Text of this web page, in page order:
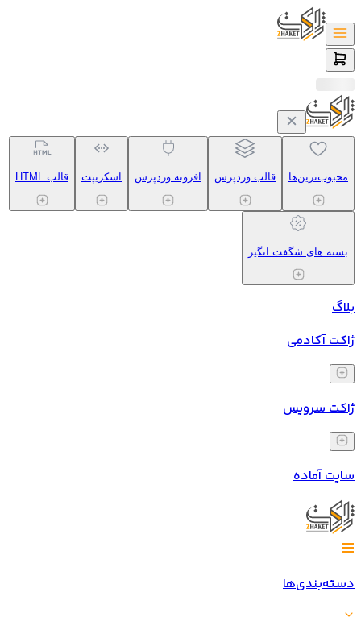
محبوب‌ترین‌ها قالب وردپرس افزونه وردپرس اسکریپت قالب HTML
بسته های شگفت انگیز
بلاگ
ژاکت آکادمی
ژاکت سرویس
سایت آماده
دسته‌بندی‌ها